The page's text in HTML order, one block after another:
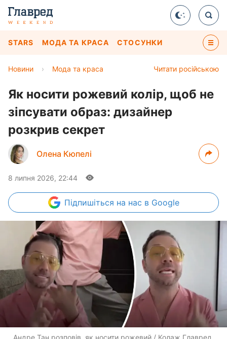
STARS МОДА ТА КРАСА СТОСУНКИ
Читати російською
Новини › Мода та краса
Як носити рожевий колір, щоб не
зіпсувати образ: дизайнер
розкрив секрет
Олена Кюпелі
8 липня 2026, 22:44
Підпишіться на нас в Google
Андре Тан розповів, як носити рожевий / Колаж Главред,